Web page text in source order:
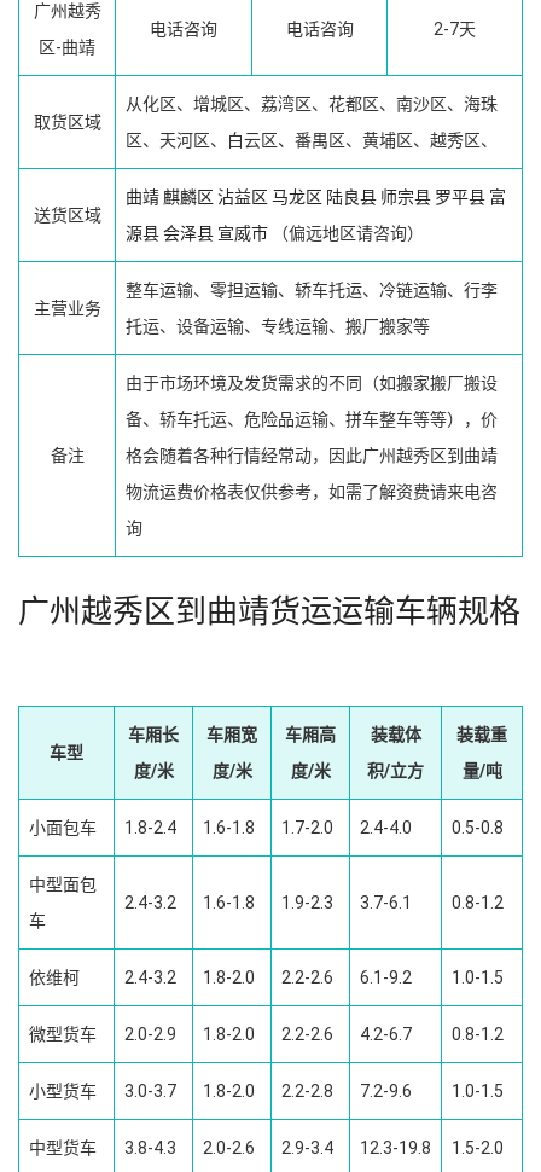
广州越秀
区-曲靖
电话咨询 电话咨询 2-7天
取货区域
从化区、增城区、荔湾区、花都区、南沙区、海珠
区、天河区、白云区、番禺区、黄埔区、越秀区、
送货区域
曲靖 麒麟区 沾益区 马龙区 陆良县 师宗县 罗平县 富
源县会泽县 宣威市 （偏远地区请咨询）
主营业务
整车运输、零担运输、轿车托运、冷链运输、行李
托运、设备运输、专线运输、搬厂搬家等
备注
由于市场环境及发货需求的不同（如搬家搬厂搬设
备、轿车托运、危险品运输、拼车整车等等），价
格会随着各种行情经常动，因此广州越秀区到曲靖
物流运费价格表仅供参考，如需了解资费请来电咨
询
广州越秀区到曲靖货运运输车辆规格
车型
车厢长
度/米
车厢宽
度/米
车厢高
度/米
装载体
积/立方
装载重
量/吨
小面包车 1.8-2.4 1.6-1.8 1.7-2.0 2.4-4.0 0.5-0.8
中型面包
车
2.4-3.2 1.6-1.8 1.9-2.3 3.7-6.1 0.8-1.2
依维柯 2.4-3.2 1.8-2.0 2.2-2.6 6.1-9.2 1.0-1.5
微型货车 2.0-2.9 1.8-2.0 2.2-2.6 4.2-6.7 0.8-1.2
小型货车 3.0-3.7 1.8-2.0 2.2-2.8 7.2-9.6 1.0-1.5
中型货车 3.8-4.3 2.0-2.6 2.9-3.4 12.3-19.8 1.5-2.0